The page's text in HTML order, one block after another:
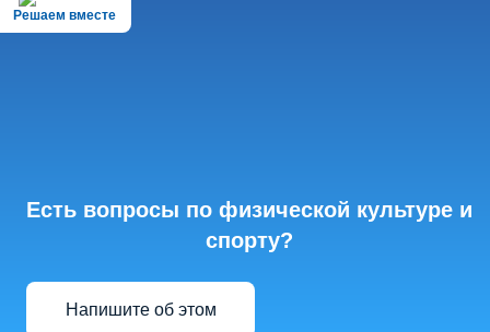
Решаем вместе
Есть вопросы по физической культуре и
спорту?
Напишите об этом